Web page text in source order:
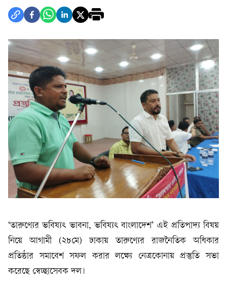
‘তারুণ্যের ভবিষ্যৎ ভাবনা, ভবিষ্যৎ বাংলাদেশ’ এই প্রতিপাদ্য বিষয়
নিয়ে আগামী (২৮মে) ঢাকায় তারুণ্যের রাজনৈতিক অধিকার
প্রতিষ্ঠার সমাবেশ সফল করার লক্ষ্যে নেত্রকোনায় প্রস্তুতি সভা
করেছে স্বেচ্ছাসেবক দল।